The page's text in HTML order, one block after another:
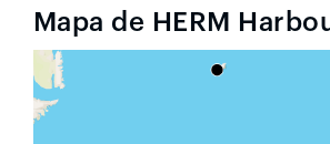
Mapa de HERM